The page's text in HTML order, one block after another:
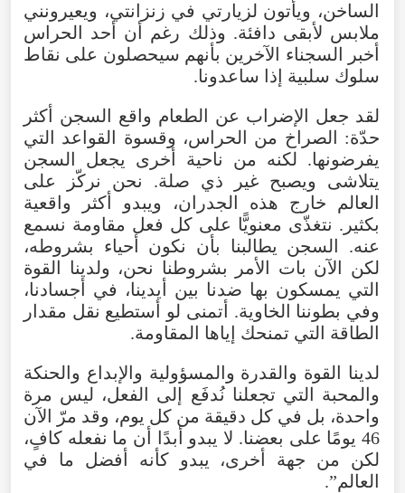
الساخن، ويأتون لزيارتي في زنزانتي، ويعيرونني
ملابس لأبقى دافئة. وذلك رغم أن أحد الحراس
أخبر السجناء الآخرين بأنهم سيحصلون على نقاط
سلوك سلبية إذا ساعدونا.
لقد جعل الإضراب عن الطعام واقع السجن أكثر
حدّة: الصراخ من الحراس، وقسوة القواعد التي
يفرضونها. لكنه من ناحية أخرى يجعل السجن
يتلاشى ويصبح غير ذي صلة. نحن نركّز على
العالم خارج هذه الجدران، ويبدو أكثر واقعية
بكثير. نتغذّى معنويًّا على كل فعل مقاومة نسمع
عنه. السجن يطالبنا بأن نكون أحياء بشروطه،
لكن الآن بات الأمر بشروطنا نحن، ولدينا القوة
التي يمسكون بها ضدنا بين أيدينا، في أجسادنا،
وفي بطوننا الخاوية. أتمنى لو أستطيع نقل مقدار
الطاقة التي تمنحك إياها المقاومة.
لدينا القوة والقدرة والمسؤولية والإبداع والحنكة
والمحبة التي تجعلنا نُدفَع إلى الفعل، ليس مرة
واحدة، بل في كل دقيقة من كل يوم، وقد مرّ الآن
46 يومًا على بعضنا. لا يبدو أبدًا أن ما نفعله كافٍ،
لكن من جهة أخرى، يبدو كأنه أفضل ما في
العالم”.